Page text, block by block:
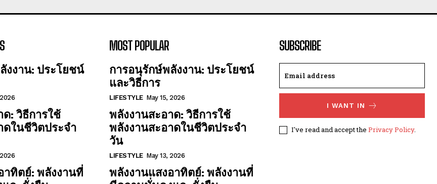
งงาน: ประโยชน์
: วิธีการใช้
ดในชีวิตประจำ
าทิตย์: พลังงานที่
MOST POPULAR
การอนุรักษ์พลังงาน: ประโยชน์
และวิธีการ
LIFESTYLE May 15, 2026
พลังงานสะอาด: วิธีการใช้
พลังงานสะอาดในชีวิตประจำ
วัน
LIFESTYLE May 13, 2026
พลังงานแสงอาทิตย์: พลังงานที่
SUBSCRIBE
I WANT IN
I've read and accept the Privacy Policy.